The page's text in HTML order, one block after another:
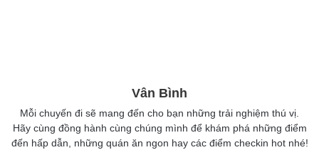
Vân Bình
Mỗi chuyến đi sẽ mang đến cho bạn những trải nghiệm thú vị.
Hãy cùng đồng hành cùng chúng mình để khám phá những điểm
đến hấp dẫn, những quán ăn ngon hay các điểm checkin hot nhé!